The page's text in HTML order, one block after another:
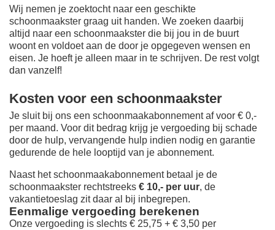
Wij nemen je zoektocht naar een geschikte
schoonmaakster graag uit handen. We zoeken daarbij
altijd naar een schoonmaakster die bij jou in de buurt
woont en voldoet aan de door je opgegeven wensen en
eisen. Je hoeft je alleen maar in te schrijven. De rest volgt
dan vanzelf!
Kosten voor een schoonmaakster
Je sluit bij ons een schoonmaakabonnement af voor € 0,-
per maand. Voor dit bedrag krijg je vergoeding bij schade
door de hulp, vervangende hulp indien nodig en garantie
gedurende de hele looptijd van je abonnement.
Naast het schoonmaakabonnement betaal je de
schoonmaakster rechtstreeks € 10,- per uur, de
vakantietoeslag zit daar al bij inbegrepen.
Eenmalige vergoeding berekenen
Onze vergoeding is slechts € 25,75 + € 3,50 per